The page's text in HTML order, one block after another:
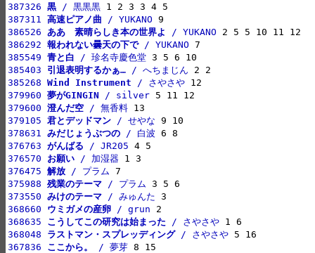
387326 黒 / 黒黒黒
387311 高速ピアノ曲 / YUKANO
386526 ああ　素晴らしき本の世界よ / YUKANO
386292 報われない曇天の下で / YUKANO
385549 青と白 / 珍名寺慶色堂
385403 引退表明するかぁ… / へちまじん
385268 Wind Instrument / さやさや
379960 夢がGINGIN / silver
379600 澄んだ空 / 無香料
379105 君とデッドマン / せやな
378631 みだじょうぶつの / 白波
376763 がんばる / JR205
376570 お願い / 加湿器
376475 解放 / プラム
375988 残業のテーマ / プラム
373550 みけのテーマ / みゅんた
368660 ウミガメの産卵 / grun
368635 こうしてこの研究は始まった / さやさや
368048 ラストマン・スプレッディング / さやさや
367836 ここから。 / 夢芽